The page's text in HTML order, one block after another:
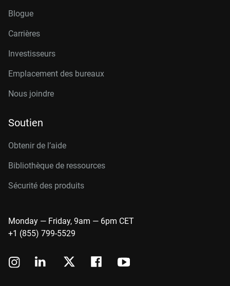
Blogue
Carrières
Investisseurs
Emplacement des bureaux
Nous joindre
Soutien
Obtenir de l’aide
Bibliothèque de ressources
Sécurité des produits
Monday — Friday, 9am — 6pm CET
+1 (855) 799-5529